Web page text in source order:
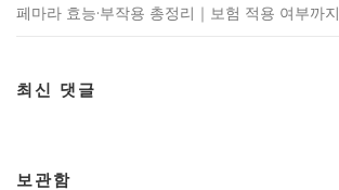
페마라 효능·부작용 총정리｜보험 적용 여부까지
최신 댓글
보관함